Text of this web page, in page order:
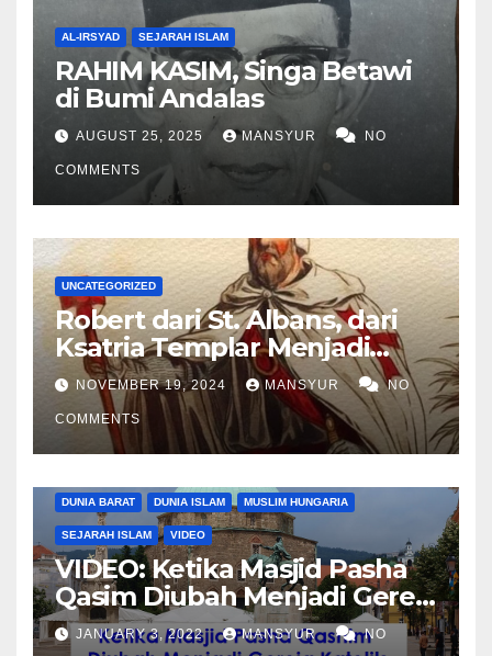
AL-IRSYAD SEJARAH ISLAM
RAHIM KASIM, Singa Betawi
di Bumi Andalas
AUGUST 25, 2025 MANSYUR NO
COMMENTS
UNCATEGORIZED
Robert dari St. Albans, dari
Ksatria Templar Menjadi
Komandan Pasukan
Shalahuddin Merebut
Kembali Yerusalem
NOVEMBER 19, 2024 MANSYUR NO
COMMENTS
DUNIA BARAT DUNIA ISLAM MUSLIM HUNGARIA
SEJARAH ISLAM VIDEO
VIDEO: Ketika Masjid Pasha
Qasim Diubah Menjadi Gereja
Katolik di Pecs, Hungaria
JANUARY 3, 2022 MANSYUR NO